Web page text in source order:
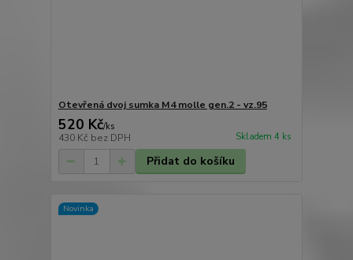
Otevřená dvoj sumka M4 molle gen.2 - vz.95
520 Kč/ks
430 Kč bez DPH Skladem 4 ks
Přidat do košíku
Novinka